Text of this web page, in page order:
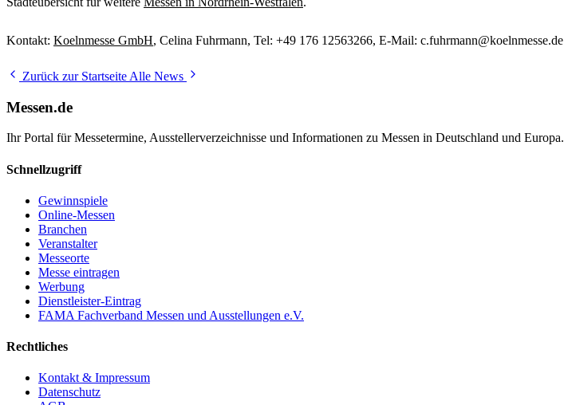
Kontakt: Koelnmesse GmbH, Celina Fuhrmann, Tel: +49 176 12563266, E-Mail: c.fuhrmann@koelnmesse.de
Zurück zur Startseite Alle News
Messen.de
Ihr Portal für Messetermine, Ausstellerverzeichnisse und Informationen zu Messen in Deutschland und Europa.
Schnellzugriff
Gewinnspiele
Online-Messen
Branchen
Veranstalter
Messeorte
Messe eintragen
Werbung
Dienstleister-Eintrag
FAMA Fachverband Messen und Ausstellungen e.V.
Rechtliches
Kontakt & Impressum
Datenschutz